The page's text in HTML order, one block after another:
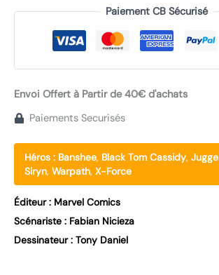
Paiement CB Sécurisé
Envoi Offert à Partir de 40€ d'achats
Paiements Securisés
Héros : Banshee, Black Tom Cassidy,
Siryn, Warpath, X-Force
Éditeur : Marvel Comics
Scénariste : Fabian Nicieza
Dessinateur : Tony Daniel